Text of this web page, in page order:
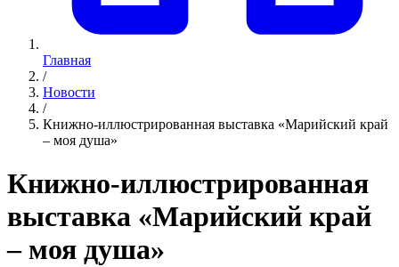
Главная
/
Новости
/
Книжно-иллюстрированная выставка «Марийский край
– моя душа»
Книжно-иллюстрированная
выставка «Марийский край
– моя душа»